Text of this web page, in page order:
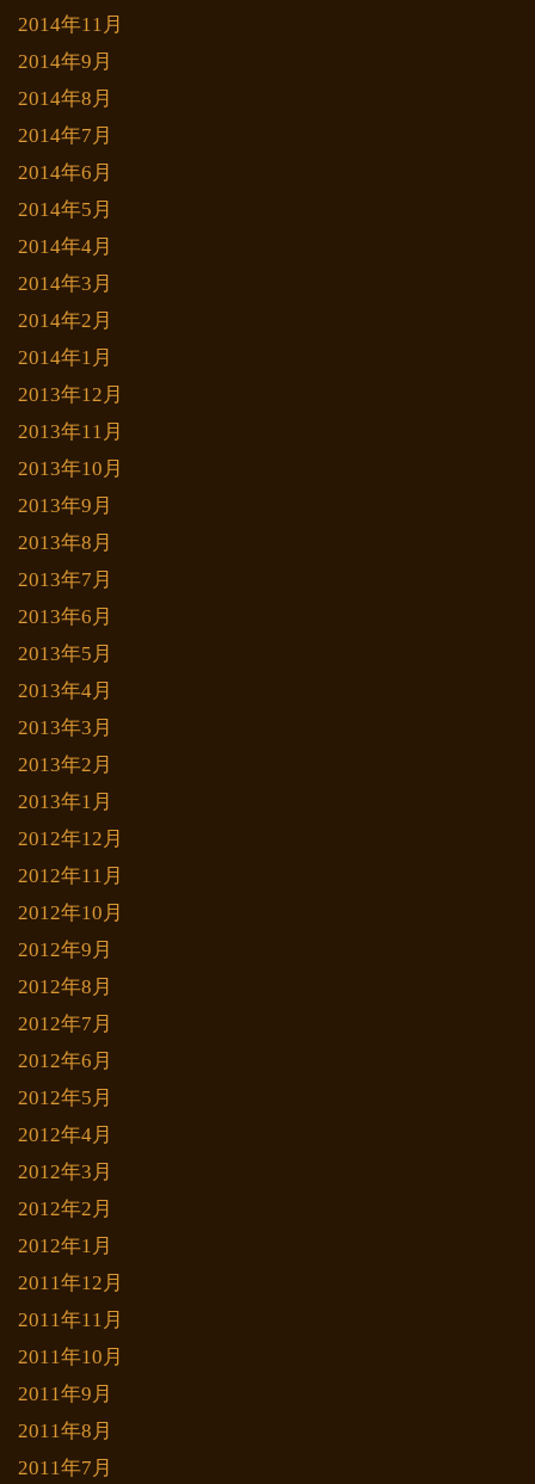
2014年11月
2014年9月
2014年8月
2014年7月
2014年6月
2014年5月
2014年4月
2014年3月
2014年2月
2014年1月
2013年12月
2013年11月
2013年10月
2013年9月
2013年8月
2013年7月
2013年6月
2013年5月
2013年4月
2013年3月
2013年2月
2013年1月
2012年12月
2012年11月
2012年10月
2012年9月
2012年8月
2012年7月
2012年6月
2012年5月
2012年4月
2012年3月
2012年2月
2012年1月
2011年12月
2011年11月
2011年10月
2011年9月
2011年8月
2011年7月